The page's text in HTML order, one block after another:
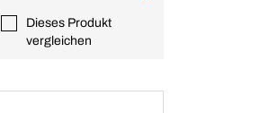
Dieses Produkt
vergleichen